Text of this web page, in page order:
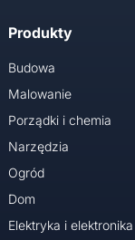
Produkty
Budowa
Malowanie
Porządki i chemia
Narzędzia
Ogród
Dom
Elektryka i elektronika